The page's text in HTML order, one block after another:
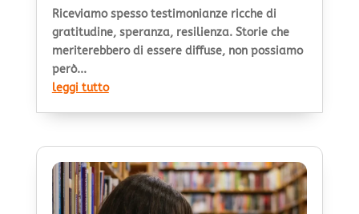
Riceviamo spesso testimonianze ricche di
gratitudine, speranza, resilienza. Storie che
meriterebbero di essere diffuse, non possiamo
però...
leggi tutto